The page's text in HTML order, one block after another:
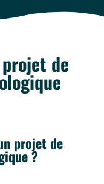
de
projet de
?